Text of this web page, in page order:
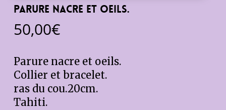
Parure Nacre et oeils.
50,00€
Parure nacre et oeils.
Collier et bracelet.
ras du cou.20cm.
Tahiti.